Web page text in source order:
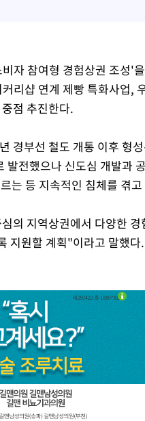
자 참여형 경험상권 조성'
리샵 연계 제빵 특화사업,
점 추진한다.
경부선 철도 개통 이후 형
발전했으나 신도심 개발과
는 등 지속적인 침체를 겪
의 지역상권에서 다양한
지원할 계획"이라고 말했다.